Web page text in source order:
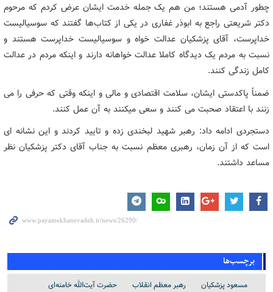
چطور آدمی هستند؛ من هم یک جمله خدمت ایشان عرض کردم که مرحوم
دکتر شریعتی راجع به ابوذر غفاری در یکی از کتاب‌ها گفتند که سوسیالیست
خداپرست، آقای پزشکیان عدالت خواه و سوسیالیست خداپرست هستند و
نسبت به مردم یک دیدگاه کاملا عدالت خواهانه دارند و اینکه مردم در عدالت
کامل زندگی کنند.
ضمناً پاکدستی ایشان، سلامت اقتصادی و مالی و اینکه وقتی که حرفی را می
زنند با اعتقاد صحبت می کنند و سعی میکنند به آن عمل کنند.
دستجردی ادامه داد: رهبر شهید لبخندی زده و تایید کردند و این نشانه ای
است که از آن زمان، رهبری معظم نسبت به جناب آقای دکتر پزشکیان نظر
مساعد داشتند.
برچسب‌ها
مسعود پزشکیان رهبر معظم انقلاب حضرت آیت‌الله خامنه‌ای